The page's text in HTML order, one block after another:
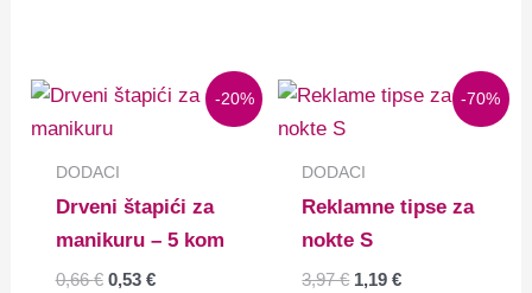
-20%
DODACI
Drveni štapići za
manikuru – 5 kom
0,66€
Izvorna
cijena
bila
0,66 €.
0,53 €
Trenutna
-70%
DODACI
Reklamne tipse za
nokte S
3,97€
Izvorna
cijena
3,97 €.
1,19€
Trenutna